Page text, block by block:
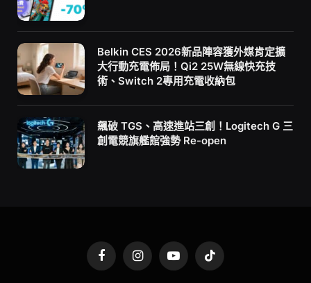
Belkin CES 2026新品陣容獲外媒肯定擴
大行動充電佈局！Qi2 25W無線快充技
術、Switch 2專用充電收納包
飆破 TGS、高速進站三創！Logitech G 三
創電競旗艦館強勢 Re-open
FacebookInstagramYouTubeTikTok